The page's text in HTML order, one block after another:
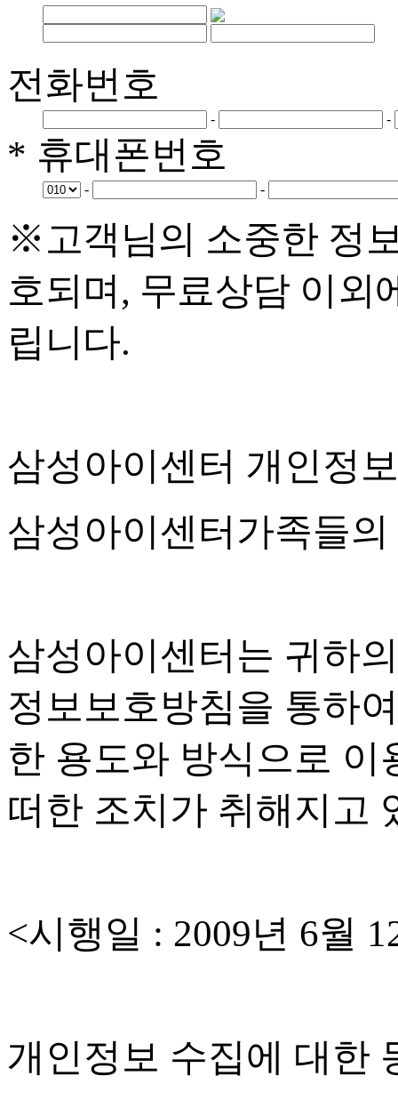
전화번호
- -
* 휴대폰번호
- -
※고객님의 소중한 정
호되며, 무료상담 이외
립니다.
삼성아이센터 개인정
삼성아이센터가족들
삼성아이센터는 귀하
정보보호방침을 통하
한 용도와 방식으로
떠한 조치가 취해지고
<시행일 : 2009년 6월
개인정보 수집에 대한